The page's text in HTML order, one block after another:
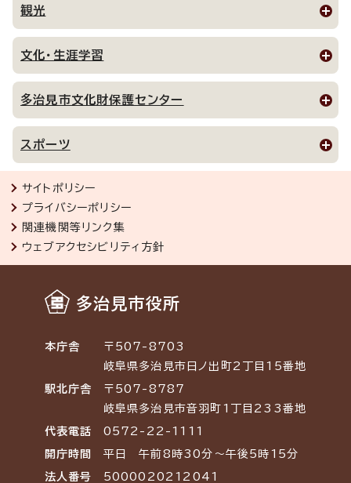
観光
文化・生涯学習
多治見市文化財保護センター
スポーツ
サイトポリシー
プライバシーポリシー
関連機関等リンク集
ウェブアクセシビリティ方針
多治見市役所
本庁舎
〒507-8703
岐阜県多治見市日ノ出町2丁目15番地
駅北庁舎
〒507-8787
岐阜県多治見市音羽町1丁目233番地
代表電話 0572-22-1111
開庁時間 平日 午前8時30分～午後5時15分
法人番号 5000020212041